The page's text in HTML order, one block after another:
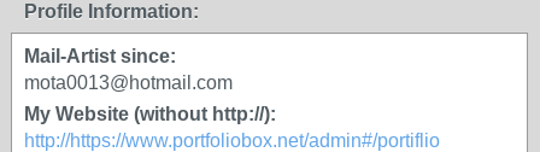
Profile Information:
Mail-Artist since:
mota0013@hotmail.com
My Website (without http://):
http://https://www.portfoliobox.net/admin#/portiflio